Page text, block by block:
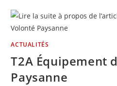
ACTUALITÉS
T2A Équipement
Paysanne